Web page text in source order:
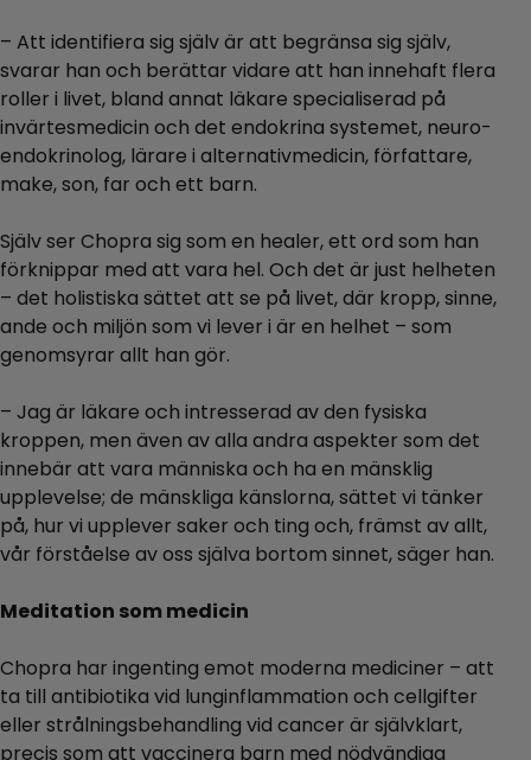
– Att identifiera sig själv är att begränsa sig själv,
svarar han och berättar vidare att han innehaft flera
roller i livet, bland annat läkare specialiserad på
invärtesmedicin och det endokrina systemet, neuro-
endokrinolog, lärare i alternativmedicin, författare,
make, son, far och ett barn.
Själv ser Chopra sig som en healer, ett ord som han
förknippar med att vara hel. Och det är just helheten
– det holistiska sättet att se på livet, där kropp, sinne,
ande och miljön som vi lever i är en helhet – som
genomsyrar allt han gör.
– Jag är läkare och intresserad av den fysiska
kroppen, men även av alla andra aspekter som det
innebär att vara människa och ha en mänsklig
upplevelse; de mänskliga känslorna, sättet vi tänker
på, hur vi upplever saker och ting och, främst av allt,
vår förståelse av oss själva bortom sinnet, säger han.
Meditation som medicin
Chopra har ingenting emot moderna mediciner – att
ta till antibiotika vid lunginflammation och cellgifter
eller strålningsbehandling vid cancer är självklart,
precis som att vaccinera barn med nödvändiga